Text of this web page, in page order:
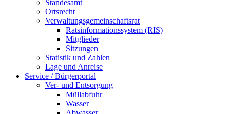
Standesamt
Ortsrecht
Verwaltungsgemeinschaftsrat
Ratsinformationssystem (RIS)
Mitglieder
Sitzungen
Statistik und Zahlen
Lage und Anreise
Service / Bürgerportal
Ver- und Entsorgung
Müllabfuhr
Wasser